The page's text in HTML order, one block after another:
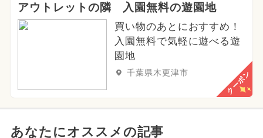
アウトレットの隣 入園無料の遊園地
買い物のあとにおすすめ！
入園無料で気軽に遊べる遊
園地
千葉県木更津市 クーポン
あなたにオススメの記事